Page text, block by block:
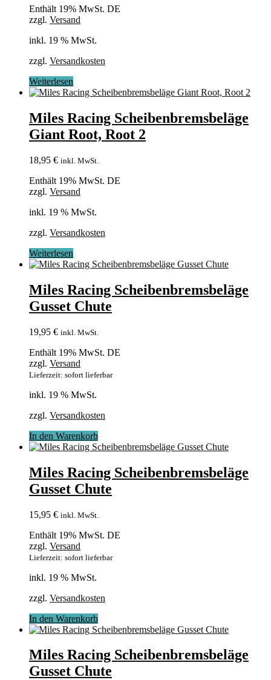
Enthält 19% MwSt. DE
zzgl. Versand
inkl. 19 % MwSt.
zzgl. Versandkosten
Weiterlesen
Miles Racing Scheibenbremsbeläge
Giant Root, Root 2
18,95 € inkl. MwSt.
Enthält 19% MwSt. DE
zzgl. Versand
inkl. 19 % MwSt.
zzgl. Versandkosten
Weiterlesen
Miles Racing Scheibenbremsbeläge
Gusset Chute
19,95 € inkl. MwSt.
Enthält 19% MwSt. DE
zzgl. Versand
Lieferzeit: sofort lieferbar
inkl. 19 % MwSt.
zzgl. Versandkosten
In den Warenkorb
Miles Racing Scheibenbremsbeläge
Gusset Chute
15,95 € inkl. MwSt.
Enthält 19% MwSt. DE
zzgl. Versand
Lieferzeit: sofort lieferbar
inkl. 19 % MwSt.
zzgl. Versandkosten
In den Warenkorb
Miles Racing Scheibenbremsbeläge
Gusset Chute